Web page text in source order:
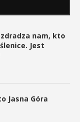
nam, kto
Jest
Jasna Góra